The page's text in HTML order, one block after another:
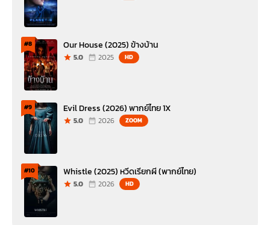
#8 Our House (2025) ข้างบ้าน
5.0 2025 HD
#9 Evil Dress (2026) พากย์ไทย 1X
5.0 2026 ZOOM
#10 Whistle (2025) หวีดเรียกผี (พากย์ไทย)
5.0 2026 HD